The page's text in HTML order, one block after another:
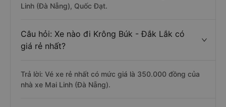
Linh (Đà Nẵng), Quốc Đạt.
Câu hỏi: Xe nào đi Krông Búk - Đắk Lắk có
giá rẻ nhất?
Trả lời: Vé xe rẻ nhất có mức giá là 350.000 đồng của
nhà xe Mai Linh (Đà Nẵng).